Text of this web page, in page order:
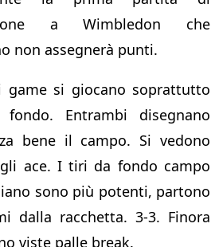
a Wimbledon che
non assegnerà punti.
game si giocano soprattutto
Entrambi disegnano
bene il campo. Si vedono
ace. I tiri da fondo campo
sono più potenti, partono
dalla racchetta. 3-3. Finora
viste palle break.